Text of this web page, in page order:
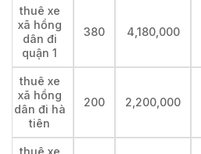
thuê xe
xã hồng
dân đi
quận 1
380 4,180,000
thuê xe
xã hồng
dân đi hà
tiên
200 2,200,000
thuê xe